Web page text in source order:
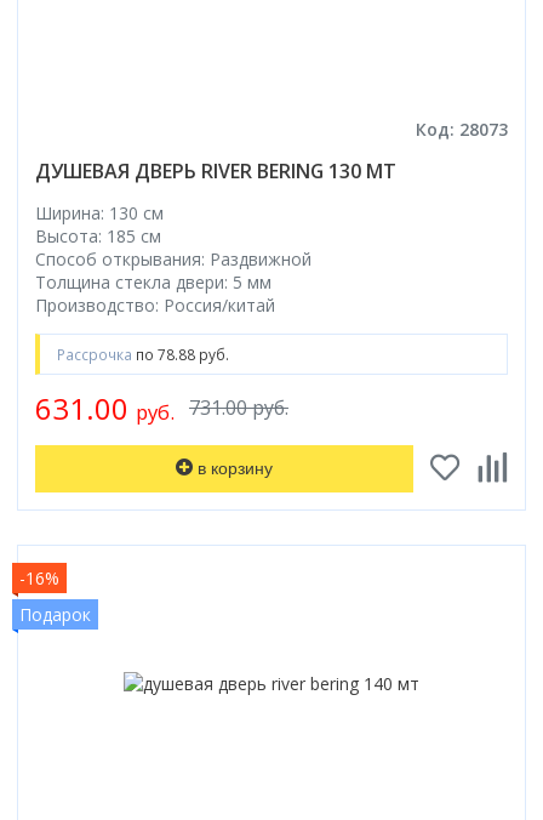
Код: 28073
ДУШЕВАЯ ДВЕРЬ RIVER BERING 130 МТ
Ширина: 130 см
Высота: 185 см
Способ открывания: Раздвижной
Толщина стекла двери: 5 мм
Производство: Россия/китай
Рассрочка по 78.88 руб.
731.00 руб.
631.00 руб.
в корзину
-16%
Подарок